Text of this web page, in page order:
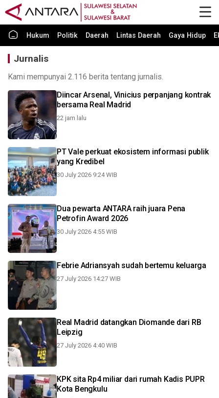
Hukum Politik Daerah Lintas Daerah Gaya Hidup
Jurnalis
Kami mempunyai 2.116 berita tentang jurnalis.
Diincar Arsenal, Vinicius perpanjang kontrak
bersama Real Madrid
22 jam lalu
PT Vale perkuat ekosistem informasi publik
yang Kredibel
30 July 2026 9:24 WIB
Dua pewarta ANTARA raih juara Pena
Petrofin Award 2026
30 July 2026 4:55 WIB
Febrie Adriansyah sudah bertemu keluarga
27 July 2026 14:27 WIB
Real Madrid datangkan Diomande dari RB
Leipzig
27 July 2026 4:40 WIB
KPK sita Rp4 miliar dari rumah Kadis PUPR
Kota Bengkulu